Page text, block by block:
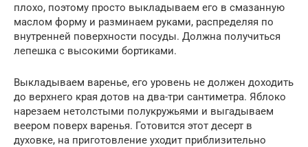
плохо, поэтому просто выкладываем его в смазанную
маслом форму и разминаем руками, распределяя по
внутренней поверхности посуды. Должна получиться
лепешка с высокими бортиками.
Выкладываем варенье, его уровень не должен доходить
до верхнего края дотов на два-три сантиметра. Яблоко
нарезаем нетолстыми полукружьями и выгадываем
веером поверх варенья. Готовится этот десерт в
духовке, на приготовление уходит приблизительно